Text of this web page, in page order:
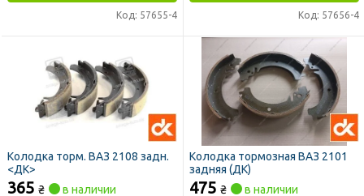
Код: 57655-4 Код: 57656-4
Колодка торм. ВАЗ 2108 задн.
<ДК>
365 ₴ в наличии
Колодка тормозная ВАЗ 2101
задняя (ДК)
475 ₴ в наличии